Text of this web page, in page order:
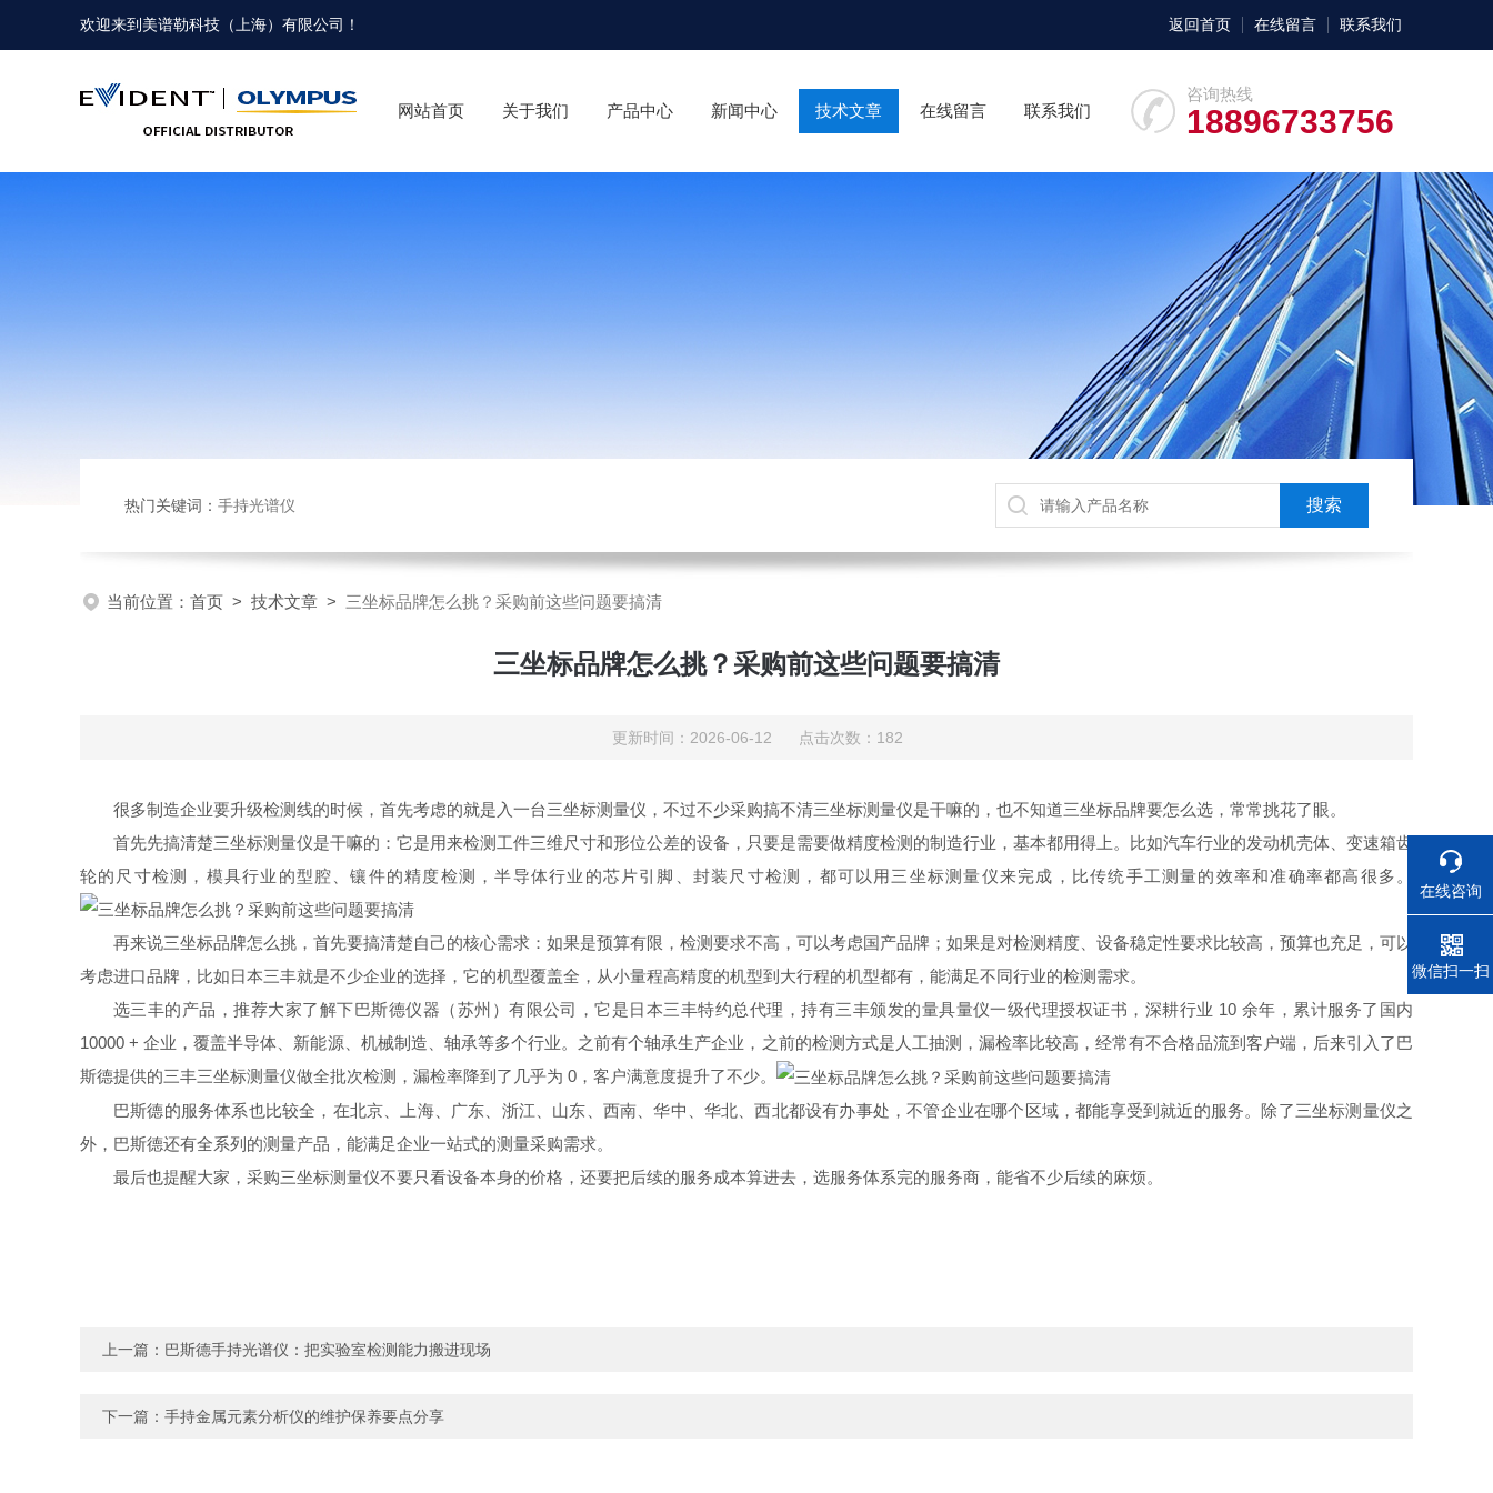
欢迎来到 美谱勒科技（上海）有限公司 ！ 返回首页 在线留言 联系我们
咨询热线
18896733756
网站首页 关于我们 产品中心 新闻中心 技术文章 在线留言 联系我们
热门关键词： 手持光谱仪
当前位置： 首页 > 技术文章 > 三坐标品牌怎么挑？采购前这些问题要搞清
三坐标品牌怎么挑？采购前这些问题要搞清
更新时间：2026-06-12 点击次数：182
很多制造企业要升级检测线的时候，首先考虑的就是入一台三坐标测量仪，不过不少采购搞不清三坐标测量仪是干嘛的，也不知道三坐标品牌要怎么选，常常挑花了眼。
首先先搞清楚三坐标测量仪是干嘛的：它是用来检测工件三维尺寸和形位公差的设备，只要是需要做精度检测的制造行业，基本都用得上。比如汽车行业的发动机壳体、变速箱齿
轮的尺寸检测，模具行业的型腔、镶件的精度检测，半导体行业的芯片引脚、封装尺寸检测，都可以用三坐标测量仪来完成，比传统手工测量的效率和准确率都高很多。
再来说三坐标品牌怎么挑，首先要搞清楚自己的核心需求：如果是预算有限，检测要求不高，可以考虑国产品牌；如果是对检测精度、设备稳定性要求比较高，预算也充足，可以
考虑进口品牌，比如日本三丰就是不少企业的选择，它的机型覆盖全，从小量程高精度的机型到大行程的机型都有，能满足不同行业的检测需求。
选三丰的产品，推荐大家了解下巴斯德仪器（苏州）有限公司，它是日本三丰特约总代理，持有三丰颁发的量具量仪一级代理授权证书，深耕行业 10 余年，累计服务了国内
10000 + 企业，覆盖半导体、新能源、机械制造、轴承等多个行业。之前有个轴承生产企业，之前的检测方式是人工抽测，漏检率比较高，经常有不合格品流到客户端，后来引入了巴
斯德提供的三丰三坐标测量仪做全批次检测，漏检率降到了几乎为 0，客户满意度提升了不少。
巴斯德的服务体系也比较全，在北京、上海、广东、浙江、山东、西南、华中、华北、西北都设有办事处，不管企业在哪个区域，都能享受到就近的服务。除了三坐标测量仪之
外，巴斯德还有全系列的测量产品，能满足企业一站式的测量采购需求。
最后也提醒大家，采购三坐标测量仪不要只看设备本身的价格，还要把后续的服务成本算进去，选服务体系完的服务商，能省不少后续的麻烦。
上一篇： 巴斯德手持光谱仪：把实验室检测能力搬进现场
下一篇： 手持金属元素分析仪的维护保养要点分享
在线咨询
电话
微信扫一扫